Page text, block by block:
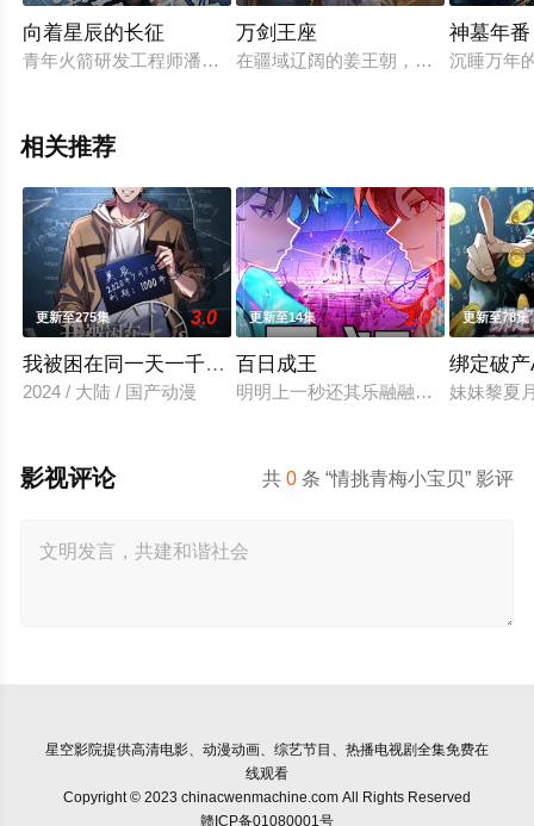
向着星辰的长征
青年火箭研发工程师潘高峰出生于1980年代，研究生毕业后进
万剑王座
在疆域辽阔的姜王朝，剑道文化传承
神墓年番
沉睡万年
相关推荐
更新至275集 3.0
我被困在同一天一千年动态漫画
2024 / 大陆 / 国产动漫
更新至14集 1.0
百日成王
明明上一秒还其乐融融的餐厅，下
更新至78集
绑定破
妹妹黎夏
共0 条 “情挑青梅小宝贝” 影评
影视评论
星空影院提供高清电影、动漫动画、综艺节目、热播电视剧全集免费在
线观看
Copyright © 2023 chinacwenmachine.com All Rights Reserved
赣ICP备01080001号